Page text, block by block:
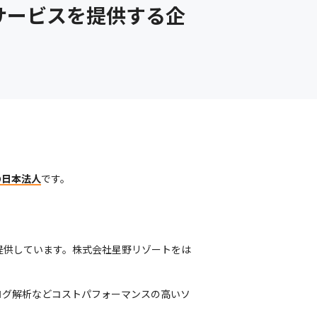
ビスを提供する企
本法人です。
しています。株式会社星野リゾートをは
解析などコストパフォーマンスの高いソ